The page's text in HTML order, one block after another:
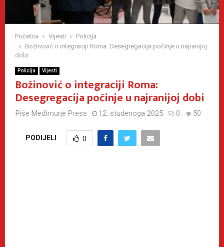
Početna Vijesti
Policija
Božinović o integraciji Roma: Desegregacija počinje u najranijoj
dobi
Policija Vijesti
Božinović o integraciji Roma:
Desegregacija počinje u najranijoj dobi
Piše Međimurje Press 12. studenoga 2025 0 50
PODIJELI 0